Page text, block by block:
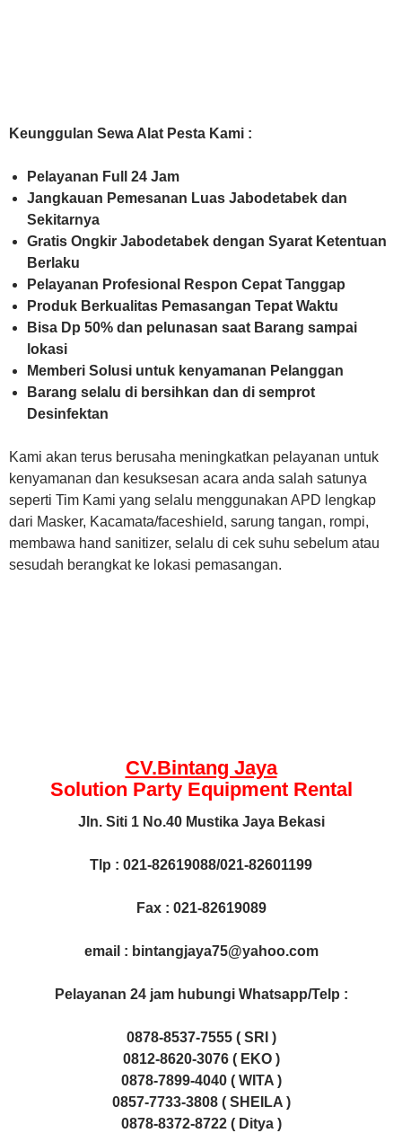
Keunggulan Sewa Alat Pesta Kami :
Pelayanan Full 24 Jam
Jangkauan Pemesanan Luas Jabodetabek dan
Sekitarnya
Gratis Ongkir Jabodetabek dengan Syarat Ketentuan
Berlaku
Pelayanan Profesional Respon Cepat Tanggap
Produk Berkualitas Pemasangan Tepat Waktu
Bisa Dp 50% dan pelunasan saat Barang sampai
lokasi
Memberi Solusi untuk kenyamanan Pelanggan
Barang selalu di bersihkan dan di semprot
Desinfektan
Kami akan terus berusaha meningkatkan pelayanan untuk
kenyamanan dan kesuksesan acara anda salah satunya
seperti Tim Kami yang selalu menggunakan APD lengkap
dari Masker, Kacamata/faceshield, sarung tangan, rompi,
membawa hand sanitizer, selalu di cek suhu sebelum atau
sesudah berangkat ke lokasi pemasangan.
CV.Bintang Jaya
Solution Party Equipment Rental
Jln. Siti 1 No.40 Mustika Jaya Bekasi
Tlp : 021-82619088/021-82601199
Fax : 021-82619089
email : bintangjaya75@yahoo.com
Pelayanan 24 jam hubungi Whatsapp/Telp :
0878-8537-7555 ( SRI )
0812-8620-3076 ( EKO )
0878-7899-4040 ( WITA )
0857-7733-3808 ( SHEILA )
0878-8372-8722 ( Ditya )